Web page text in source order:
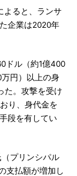
よると、ランサ
企業は2020年
ドル（約1億400
円）以上の身
た。攻撃を受け
り、身代金を
段を有してい
プリンシパル
支払額が増加し